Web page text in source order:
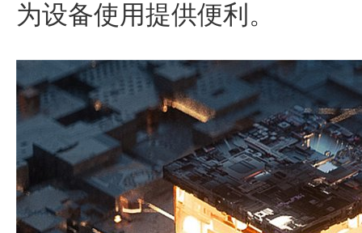
为设备使用提供便利。